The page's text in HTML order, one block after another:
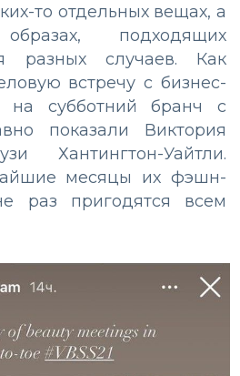
то отдельных вещах, а
подходящих
разных случаев. Как
встречу с бизнес-
на субботний бранч с
показали Виктория
Хантингтон-Уайтли.
месяцы их фэшн-
раз пригодятся всем